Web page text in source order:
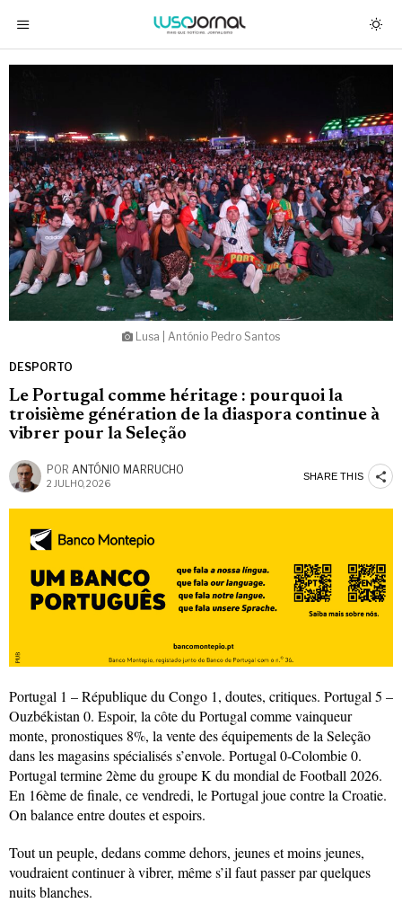
Lusa | António Pedro Santos
DESPORTO
Le Portugal comme héritage : pourquoi la
troisième génération de la diaspora continue à
vibrer pour la Seleção
POR ANTÓNIO MARRUCHO
2 JULHO, 2026
SHARE THIS
Portugal 1 – République du Congo 1, doutes, critiques. Portugal 5 –
Ouzbékistan 0. Espoir, la côte du Portugal comme vainqueur
monte, pronostiques 8%, la vente des équipements de la Seleção
dans les magasins spécialisés s’envole. Portugal 0-Colombie 0.
Portugal termine 2ème du groupe K du mondial de Football 2026.
En 16ème de finale, ce vendredi, le Portugal joue contre la Croatie.
On balance entre doutes et espoirs.
Tout un peuple, dedans comme dehors, jeunes et moins jeunes,
voudraient continuer à vibrer, même s’il faut passer par quelques
nuits blanches.